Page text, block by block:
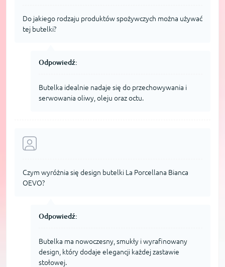
Do jakiego rodzaju produktów spożywczych można używać
tej butelki?
Odpowiedź:
Butelka idealnie nadaje się do przechowywania i
serwowania oliwy, oleju oraz octu.
Czym wyróżnia się design butelki La Porcellana Bianca
OEVO?
Odpowiedź:
Butelka ma nowoczesny, smukły i wyrafinowany
design, który dodaje elegancji każdej zastawie
stołowej.